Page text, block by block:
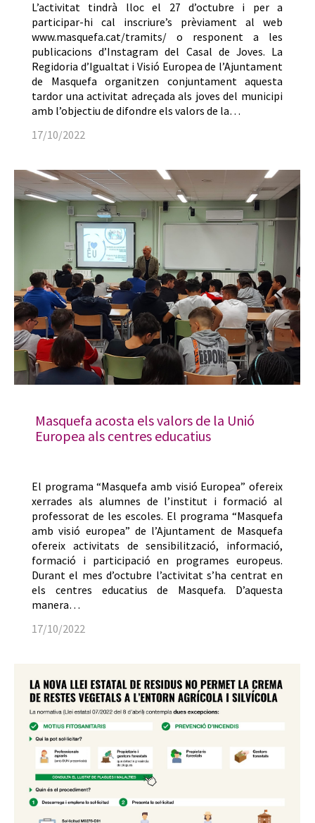
L’activitat tindrà lloc el 27 d’octubre i per a
participar-hi cal inscriure’s prèviament al web
www.masquefa.cat/tramits/ o responent a les
publicacions d’Instagram del Casal de Joves. La
Regidoria d’Igualtat i Visió Europea de l’Ajuntament
de Masquefa organitzen conjuntament aquesta
tardor una activitat adreçada als joves del municipi
amb l’objectiu de difondre els valors de la…
17/10/2022
Masquefa acosta els valors de la Unió
Europea als centres educatius
El programa “Masquefa amb visió Europea” ofereix
xerrades als alumnes de l’institut i formació al
professorat de les escoles. El programa “Masquefa
amb visió europea” de l’Ajuntament de Masquefa
ofereix activitats de sensibilització, informació,
formació i participació en programes europeus.
Durant el mes d’octubre l’activitat s’ha centrat en
els centres educatius de Masquefa. D’aquesta
manera…
17/10/2022